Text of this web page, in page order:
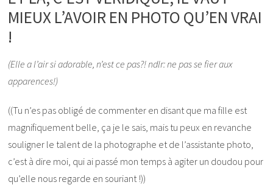
MIEUX L’AVOIR EN PHOTO QU’EN VRAI
!
(Elle a l’air si adorable, n’est ce pas?! ndlr: ne pas se fier aux
apparences!)
((Tu n’es pas obligé de commenter en disant que ma fille est
magnifiquement belle, ça je le sais, mais tu peux en revanche
souligner le talent de la photographe et de l’assistante photo,
c’est à dire moi, qui ai passé mon temps à agiter un doudou pour
qu’elle nous regarde en souriant !))